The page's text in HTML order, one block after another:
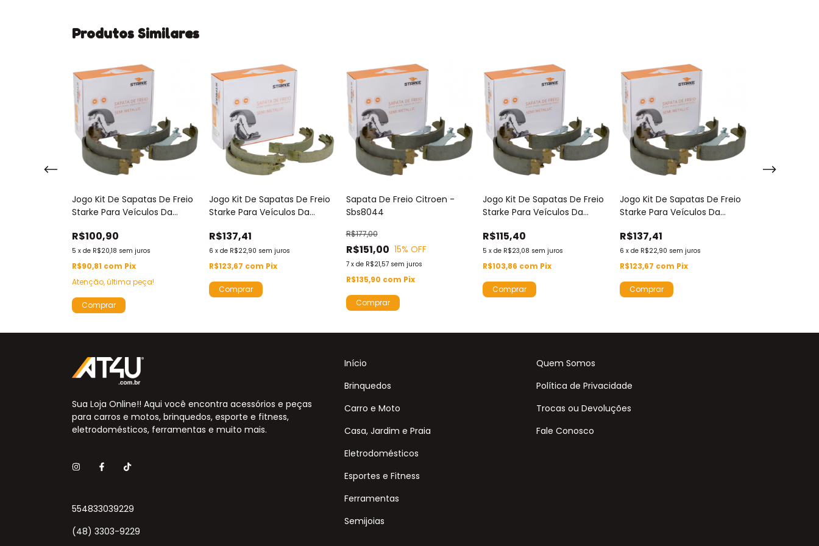
Produtos Similares
Jogo Kit De Sapatas De Freio
Starke Para Veículos Da
R$100,90
5 x de R$20,18 sem juros
R$90,81 com Pix
Atenção, última peça!
Jogo Kit De Sapatas De Freio
Starke Para Veículos Da
R$137,41
6 x de R$22,90 sem juros
R$123,67 com Pix
Sapata De Freio Citroen -
Sbs8044
R$151,00
R$177,00
15% OFF
7 x de R$21,57 sem juros
R$135,90 com Pix
Jogo Kit De Sapatas De Freio
Starke Para Veículos Da
R$115,40
5 xde R$23,08 sem juros
R$103,86 com Pix
Jogo Kit De Sapatas De Freio
Starke Para Veículos Da
R$137,41
6 xde R$22,90 sem juros
R$123,67 com Pix
Sua Loja Online!! Aqui você encontra acessórios e peças
para carros e motos, brinquedos, esporte e fitness,
eletrodomésticos, ferramentas e muito mais.
554833039229
(48) 3303-9229
Início
Brinquedos
Carro e Moto
Casa, Jardim e Praia
Eletrodomésticos
Esportes e Fitness
Ferramentas
Semijoias
Quem Somos
Política de Privacidade
Trocas ou Devoluções
Fale Conosco